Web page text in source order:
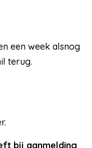
een week alsnog
terug.
bij aanmelding